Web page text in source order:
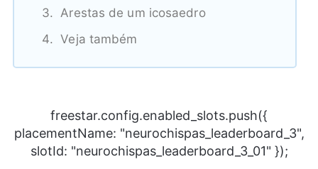
Arestas de um icosaedro
Veja também
freestar.config.enabled_slots.push({
placementName: "neurochispas_leaderboard_3",
slotId: "neurochispas_leaderboard_3_01" });